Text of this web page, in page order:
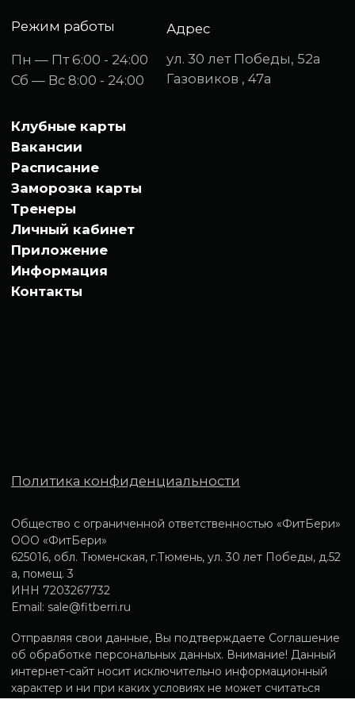
© 2025 ООО «ФитБери» Все права защищены
Email:sale@fitberri.ru
об обработке персональных данных. Внимание! Данный
интернет-сайт носит исключительно информационный
характер и ни при каких условиях не может считаться
Для получения подробной информации, пожалуйста,
обращайтесь к консультантам клубов по телефону
+7(3452)678090
Разработка и продвижение